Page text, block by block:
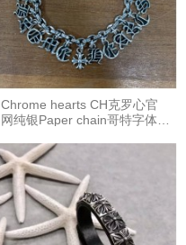
Chrome hearts CH克罗心官
网纯银Paper chain哥特字体英